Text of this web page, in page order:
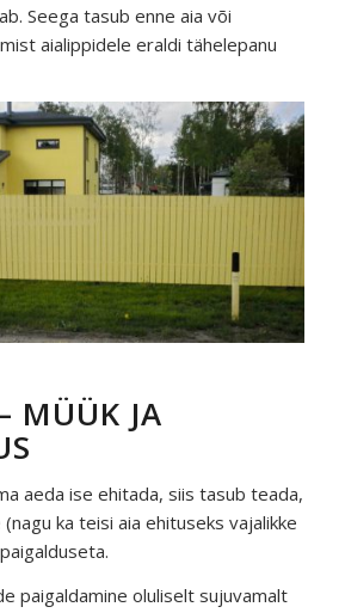
Seega tasub enne aia või
aialippidele eraldi tähelepanu
MÜÜK JA
aeda ise ehitada, siis tasub teada,
ka teisi aia ehituseks vajalikke
paigaldamine oluliselt sujuvamalt